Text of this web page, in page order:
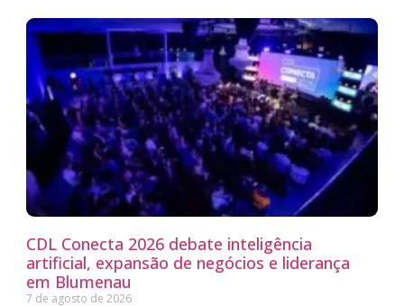
CDL Conecta 2026 debate inteligência
artificial, expansão de negócios e liderança
em Blumenau
7 de agosto de 2026